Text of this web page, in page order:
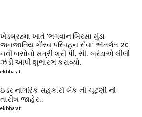
ખેડબ્રહ્મા ખાતે ‘ભગવાન બિરસા મુંડા
જનજાતિય ગૌરવ પરિવહન સેવા’ અંતર્ગત 20
નવી બસોનો મંત્રી શ્રી પી. સી. બરંડાએ લીલી
ઝંડી આપી શુભારંભ કરાવ્યો.
ekbharat
ઇડર નાગરિક સહકારી બેંક ની ચૂંટણી ની
તારીખ જાહેર..
ekbharat